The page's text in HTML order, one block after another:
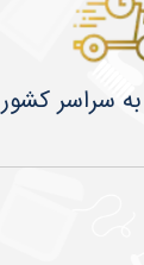
سراسر کشور